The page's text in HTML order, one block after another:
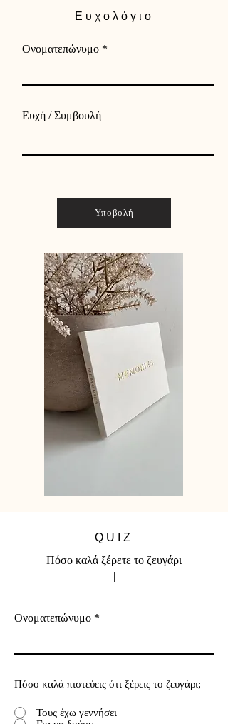
Ευχολόγιο
Ονοματεπώνυμο
Ευχή / Συμβουλή
Υποβολή
QUIZ
Πόσο καλά ξέρετε το ζευγάρι
|
Ονοματεπώνυμο
Πόσο καλά πιστεύεις ότι ξέρεις το ζευγάρι;
Τους έχω γεννήσει